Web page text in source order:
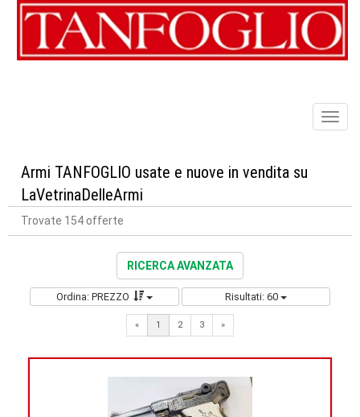
Armi TANFOGLIO usate e nuove in vendita su
LaVetrinaDelleArmi
Trovate 154 offerte
RICERCA AVANZATA
Ordina: PREZZO Risultati: 60
« 1 2 3 »Next